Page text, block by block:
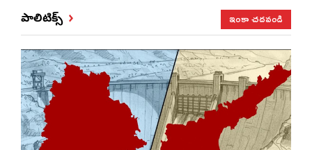
పాలిటిక్స్ ఇంకా చదవండి